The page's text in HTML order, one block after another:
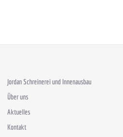
Jordan Schreinerei und Innenausbau
Über uns
Aktuelles
Kontakt